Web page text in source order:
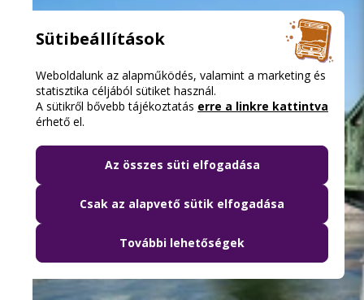
Sütibeállítások
Weboldalunk az alapműködés, valamint a marketing és
statisztika céljából sütiket használ.
A sütikről bővebb tájékoztatás erre a linkre kattintva
érhető el.
Az összes süti elfogadása
Csak az alapvető sütik elfogadása
További lehetőségek